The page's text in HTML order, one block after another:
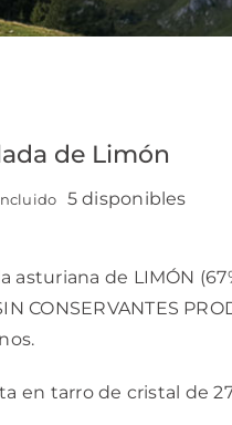
de Limón
5 disponibles
asturiana de LIMÓN
CONSERVANTES
en tarro de cristal de